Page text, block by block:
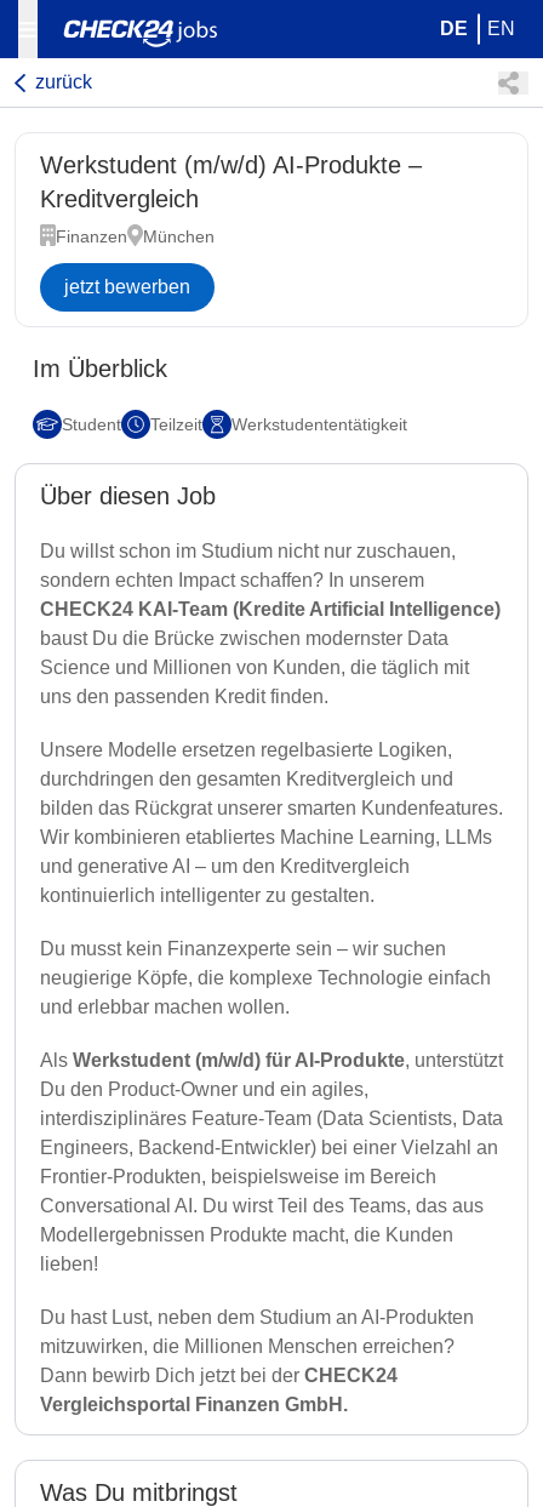
DE EN
zurück
Werkstudent (m/w/d) AI-Produkte –
Kreditvergleich
Finanzen München
jetzt bewerben
Im Überblick
Student Teilzeit Werkstudententätigkeit
Über diesen Job
Du willst schon im Studium nicht nur zuschauen,
sondern echten Impact schaffen? In unserem
CHECK24 KAI-Team (Kredite Artificial Intelligence)
baust Du die Brücke zwischen modernster Data
Science und Millionen von Kunden, die täglich mit
uns den passenden Kredit finden.
Unsere Modelle ersetzen regelbasierte Logiken,
durchdringen den gesamten Kreditvergleich und
bilden das Rückgrat unserer smarten Kundenfeatures.
Wir kombinieren etabliertes Machine Learning, LLMs
und generative AI – um den Kreditvergleich
kontinuierlich intelligenter zu gestalten.
Du musst kein Finanzexperte sein – wir suchen
neugierige Köpfe, die komplexe Technologie einfach
und erlebbar machen wollen.
Als Werkstudent (m/w/d) für AI-Produkte, unterstützt
Du den Product-Owner und ein agiles,
interdisziplinäres Feature-Team (Data Scientists, Data
Engineers, Backend-Entwickler) bei einer Vielzahl an
Frontier-Produkten, beispielsweise im Bereich
Conversational AI. Du wirst Teil des Teams, das aus
Modellergebnissen Produkte macht, die Kunden
lieben!
Du hast Lust, neben dem Studium an AI-Produkten
mitzuwirken, die Millionen Menschen erreichen?
Dann bewirb Dich jetzt bei der CHECK24
Vergleichsportal Finanzen GmbH.
Was Du mitbringst